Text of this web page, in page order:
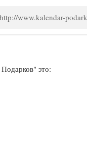
www.kalendar-
это: